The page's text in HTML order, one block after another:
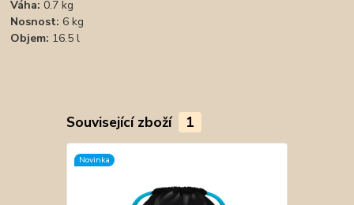
Váha: 0.7 kg
Nosnost: 6 kg
Objem: 16.5 l
Související zboží 1
Novinka